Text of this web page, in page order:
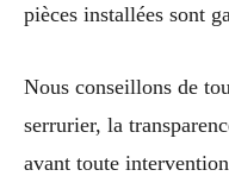
pièces installées sont
Nous conseillons de
serrurier, la
avant toute